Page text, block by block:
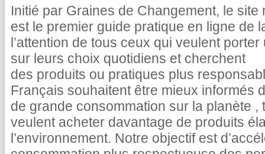
Initié par Graines de Changement, le
est le premier guide pratique en ligne de
l’attention de tous ceux qui veulent
sur leurs choix quotidiens et cherchent
des produits ou pratiques plus
Français souhaitent être mieux informés
de grande consommation sur la planète ,
veulent acheter davantage de produits
l’environnement. Notre objectif est